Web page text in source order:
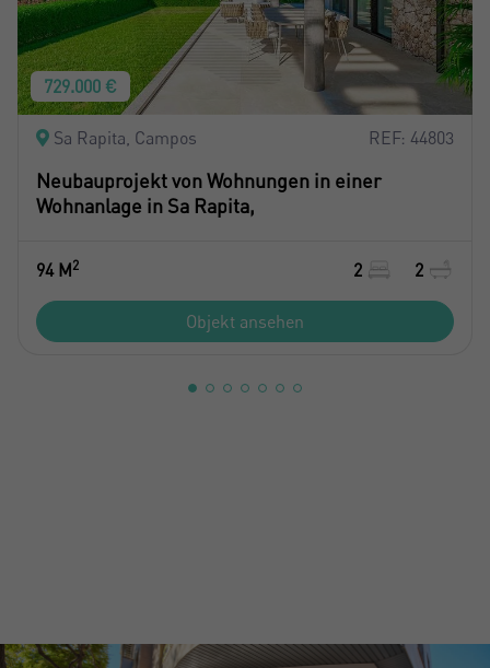
729.000 €
Sa Rapita, Campos REF: 44803
Neubauprojekt von Wohnungen in einer
Wohnanlage in Sa Rapita,
94 M2 2 2
Objekt ansehen